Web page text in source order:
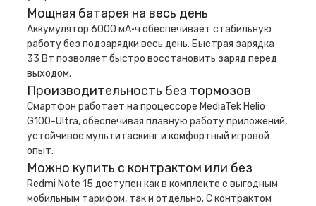
Мощная батарея на весь день
Аккумулятор 6000 мА·ч обеспечивает стабильную
работу без подзарядки весь день. Быстрая зарядка
33 Вт позволяет быстро восстановить заряд перед
выходом.
Производительность без тормозов
Смартфон работает на процессоре MediaTek Helio
G100-Ultra, обеспечивая плавную работу приложений,
устойчивое мультитаскинг и комфортный игровой
опыт.
Можно купить с контрактом или без
Redmi Note 15 доступен как в комплекте с выгодным
мобильным тарифом, так и отдельно. С контрактом